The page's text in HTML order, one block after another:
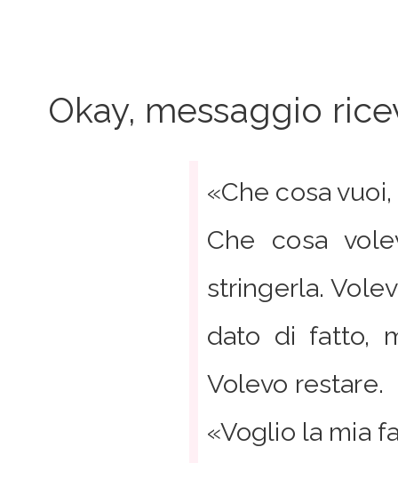
Okay, messaggio
«Che cosa
Che cosa
stringerla.
dato di fatto,
Volevo restare.
«Voglio la mia